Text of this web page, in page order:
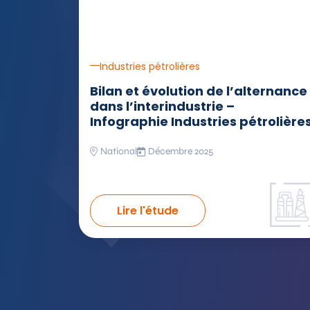
Industries pétrolières
Bilan et évolution de l’alternance
dans l’interindustrie –
Infographie Industries
National Décembre 2025
Lire l'étude